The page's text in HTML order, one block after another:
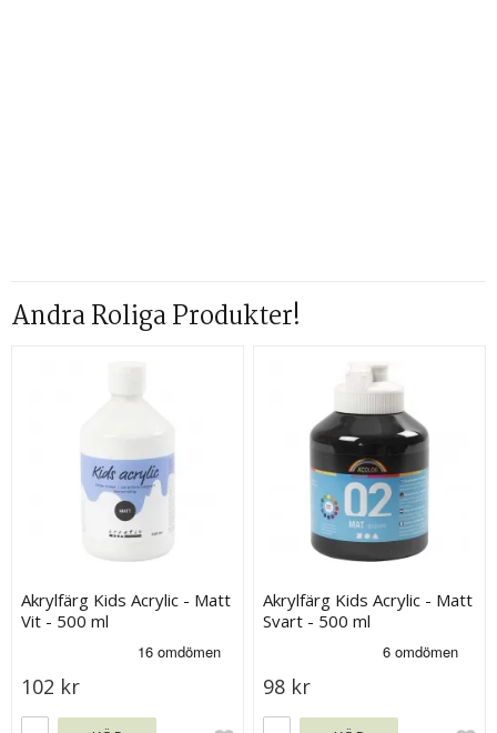
Andra Roliga Produkter!
Akrylfärg Kids Acrylic - Matt
Vit - 500 ml
102 kr
Akrylfärg Kids Acrylic - Matt
Svart - 500 ml
98 kr